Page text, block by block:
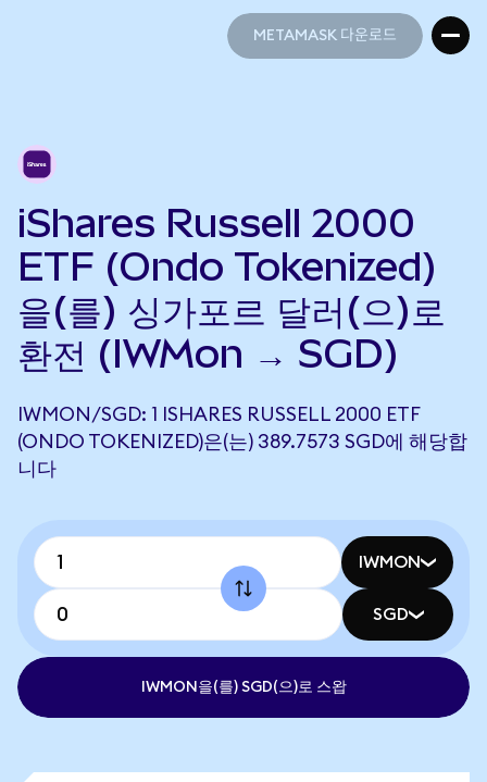
METAMASK 다운로드
iShares Russell 2000
ETF (Ondo Tokenized)
을(를) 싱가포르 달러(으)로
환전 (IWMon → SGD)
IWMON/SGD: 1 ISHARES RUSSELL 2000 ETF
(ONDO TOKENIZED)은(는) 389.7573 SGD에 해당합
니다
IWMON
SGD
IWMON을(를) SGD(으)로 스왑